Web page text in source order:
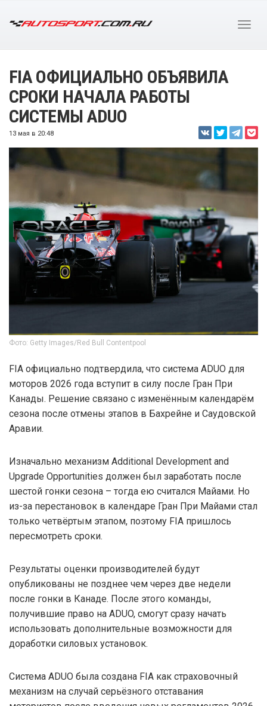
FIA ОФИЦИАЛЬНО ОБЪЯВИЛА
СРОКИ НАЧАЛА РАБОТЫ
СИСТЕМЫ ADUO
13 мая в 20:48
Фото: Getty Images/Red Bull Contentpool
FIA официально подтвердила, что система ADUO для
моторов 2026 года вступит в силу после Гран При
Канады. Решение связано с изменённым календарём
сезона после отмены этапов в Бахрейне и Саудовской
Аравии.
Изначально механизм Additional Development and
Upgrade Opportunities должен был заработать после
шестой гонки сезона – тогда ею считался Майами. Но
из-за перестановок в календаре Гран При Майами стал
только четвёртым этапом, поэтому FIA пришлось
пересмотреть сроки.
Результаты оценки производителей будут
опубликованы не позднее чем через две недели
после гонки в Канаде. После этого команды,
получившие право на ADUO, смогут сразу начать
использовать дополнительные возможности для
доработки силовых установок.
Система ADUO была создана FIA как страховочный
механизм на случай серьёзного отставания